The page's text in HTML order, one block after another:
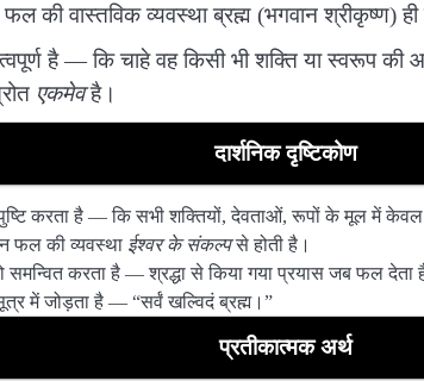
की वास्तविक व्यवस्था ब्रह्म (भगवान श्रीकृष्ण)
है — कि चाहे वह किसी भी शक्ति या स्वरूप की
एकमेवहै।
दार्शनिक दृष्टिकोण
करता है — कि सभी शक्तियों, देवताओं, रूपों के मूल में केवल
फल की व्यवस्था ईश्वर के संकल्पसे होती है।
समन्वित करता है — श्रद्धा से किया गया प्रयास जब फल देता
में जोड़ता है — “सर्वं खल्विदं ब्रह्म।”
प्रतीकात्मक अर्थ